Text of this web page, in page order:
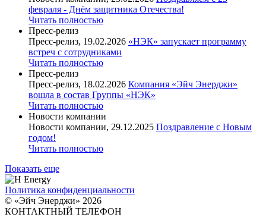
февраля - Днём защитника Отечества!
Читать полностью
Пресс-релиз
Пресс-релиз, 19.02.2026 «НЭК» запускает программу
встреч с сотрудниками
Читать полностью
Пресс-релиз
Пресс-релиз, 18.02.2026 Компания «Эйч Энерджи»
вошла в состав Группы «НЭК»
Читать полностью
Новости компании
Новости компании, 29.12.2025 Поздравление с Новым
годом!
Читать полностью
Показать еще
Политика конфиденциальности
© «Эйч Энерджи» 2026
КОНТАКТНЫЙ ТЕЛЕФОН